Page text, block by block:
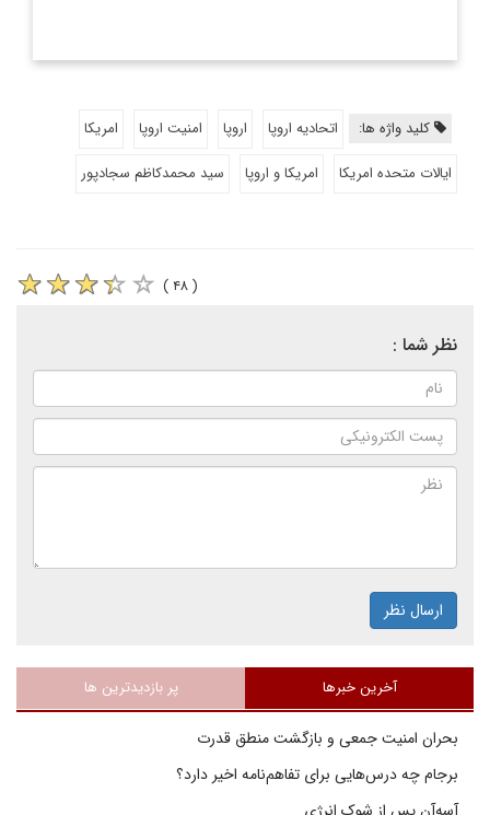
کلید واژه ها: اتحادیه اروپا اروپا امنیت اروپا
امریکا
ایالات متحده امریکا
امریکا و اروپا سید محمدکاظم سجادپور
( ۴۸ )
نظر شما :
ارسال نظر
آخرین خبرها پر بازدیدترین ها
بحران امنیت جمعی و بازگشت منطق قدرت
برجام چه درس‌هایی برای تفاهم‌نامه اخیر دارد؟